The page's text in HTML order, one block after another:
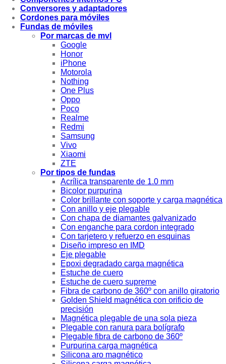
Conversores y adaptadores
Cordones para móviles
Fundas de móviles
Por marcas de mvl
Google
Honor
iPhone
Motorola
Nothing
One Plus
Oppo
Poco
Realme
Redmi
Samsung
Vivo
Xiaomi
ZTE
Por tipos de fundas
Acrílica transparente de 1.0 mm
Bicolor purpurina
Color brillante con soporte y carga magnética
Con anillo y eje plegable
Con chapa de diamantes galvanizado
Con enganche para cordon integrado
Con tarjetero y refuerzo en esquinas
Diseño impreso en IMD
Eje plegable
Epoxi degradado carga magnética
Estuche de cuero
Estuche de cuero supreme
Fibra de carbono de 360º con anillo giratorio
Golden Shield magnética con orificio de
precisión
Magnética plegable de una sola pieza
Plegable con ranura para bolígrafo
Plegable fibra de carbono de 360º
Purpurina carga magnética
Silicona aro magnético